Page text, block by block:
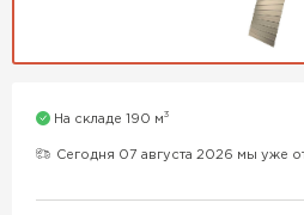
На складе 190 м3
Сегодня 07 августа 2026 мы уже